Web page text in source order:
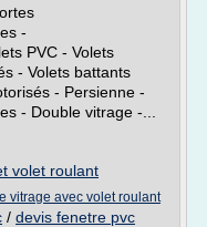
-
PVC - Volets
- Volets battants
- Persienne -
- Double vitrage -...
volet roulant
vitrage avec volet roulant
/ devis fenetre pvc